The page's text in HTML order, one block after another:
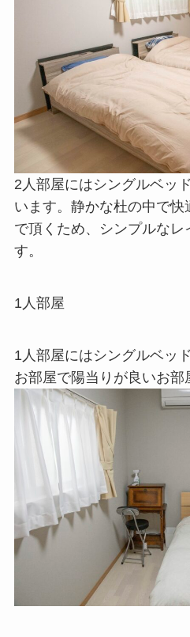
2人部屋にはシングルベッ
います。静かな杜の中で
で頂くため、シンプルなレ
す。
1人部屋
1人部屋にはシングルベッ
お部屋で陽当りが良いお部